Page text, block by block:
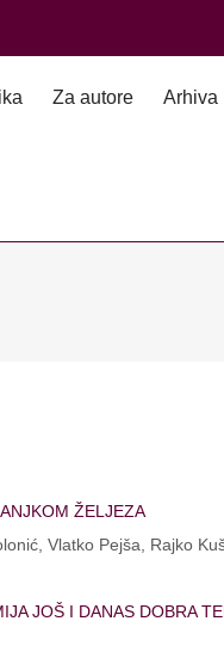
Za autore Arhiva
ŽELJEZA
Vlatko Pejša, Rajko
JOŠ I DANAS DOBRA